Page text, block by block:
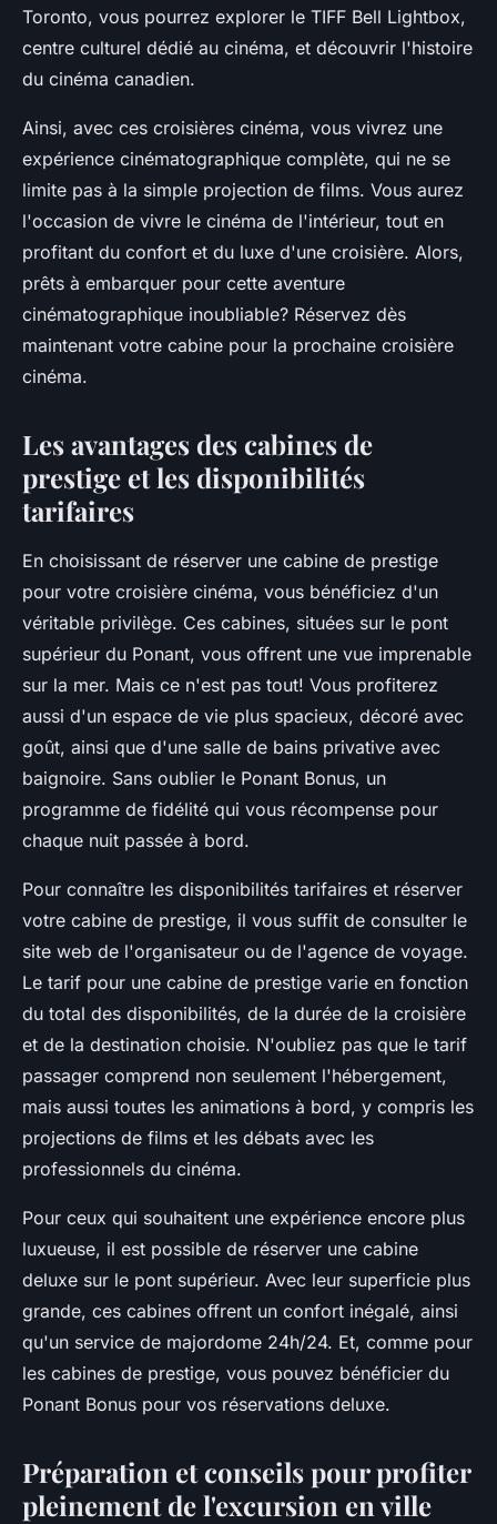
Toronto, vous pourrez explorer le TIFF Bell Lightbox,
centre culturel dédié au cinéma, et découvrir l'histoire
du cinéma canadien.
Ainsi, avec ces croisières cinéma, vous vivrez une
expérience cinématographique complète, qui ne se
limite pas à la simple projection de films. Vous aurez
l'occasion de vivre le cinéma de l'intérieur, tout en
profitant du confort et du luxe d'une croisière. Alors,
prêts à embarquer pour cette aventure
cinématographique inoubliable? Réservez dès
maintenant votre cabine pour la prochaine croisière
cinéma.
Les avantages des cabines de
prestige et les disponibilités
tarifaires
En choisissant de réserver une cabine de prestige
pour votre croisière cinéma, vous bénéficiez d'un
véritable privilège. Ces cabines, situées sur le pont
supérieur du Ponant, vous offrent une vue imprenable
sur la mer. Mais ce n'est pas tout! Vous profiterez
aussi d'un espace de vie plus spacieux, décoré avec
goût, ainsi que d'une salle de bains privative avec
baignoire. Sans oublier le Ponant Bonus, un
programme de fidélité qui vous récompense pour
chaque nuit passée à bord.
Pour connaître les disponibilités tarifaires et réserver
votre cabine de prestige, il vous suffit de consulter le
site web de l'organisateur ou de l'agence de voyage.
Le tarif pour une cabine de prestige varie en fonction
du total des disponibilités, de la durée de la croisière
et de la destination choisie. N'oubliez pas que le tarif
passager comprend non seulement l'hébergement,
mais aussi toutes les animations à bord, y compris les
projections de films et les débats avec les
professionnels du cinéma.
Pour ceux qui souhaitent une expérience encore plus
luxueuse, il est possible de réserver une cabine
deluxe sur le pont supérieur. Avec leur superficie plus
grande, ces cabines offrent un confort inégalé, ainsi
qu'un service de majordome 24h/24. Et, comme pour
les cabines de prestige, vous pouvez bénéficier du
Ponant Bonus pour vos réservations deluxe.
Préparation et conseils pour profiter
pleinement de l'excursion en ville